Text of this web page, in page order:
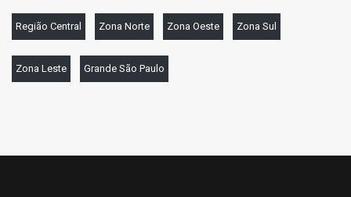
Região Central Zona Norte Zona Oeste Zona Sul
Zona Leste Grande São Paulo